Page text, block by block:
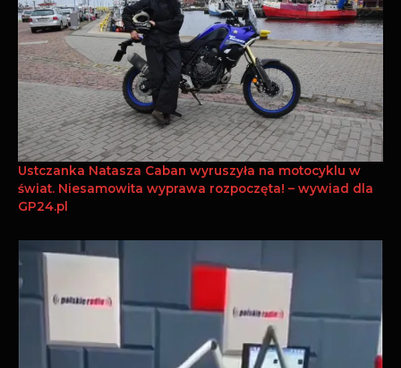
Ustczanka Natasza Caban wyruszyła na motocyklu w
świat. Niesamowita wyprawa rozpoczęta! – wywiad dla
GP24.pl